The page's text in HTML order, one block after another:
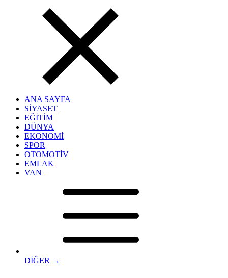
ANA SAYFA
SİYASET
EĞİTİM
DÜNYA
EKONOMİ
SPOR
OTOMOTİV
EMLAK
VAN
DİĞER →